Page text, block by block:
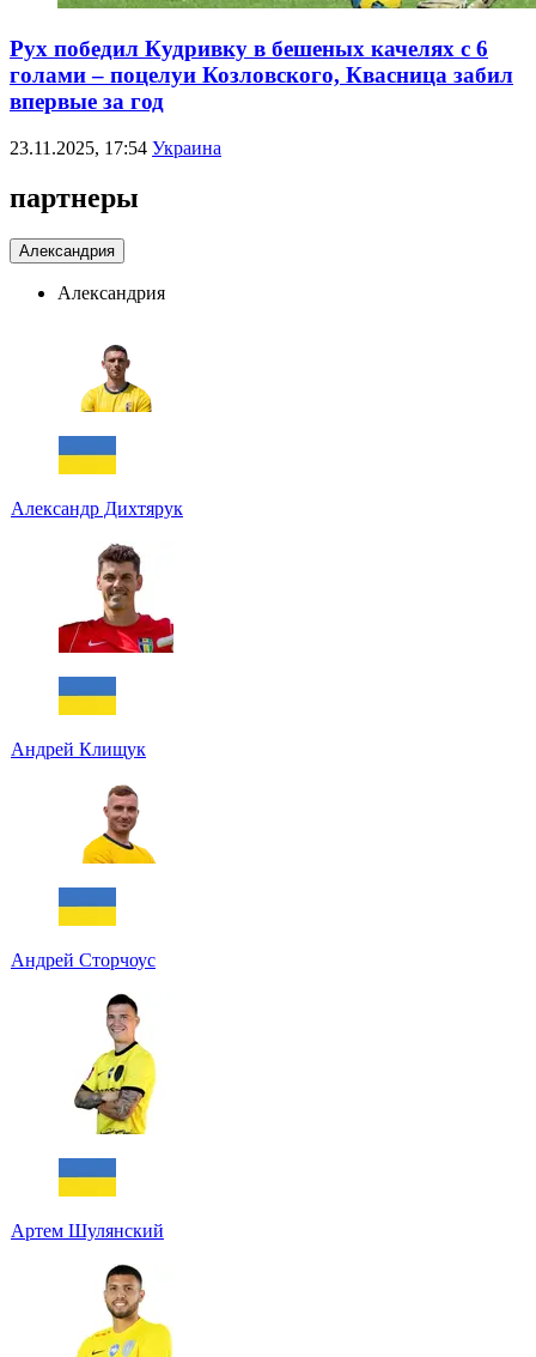
Рух победил Кудривку в бешеных качелях с 6
голами – поцелуи Козловского, Квасница забил
впервые за год
23.11.2025, 17:54 Украина
партнеры
Александрия
Александрия
Александр Дихтярук
Андрей Клищук
Андрей Сторчоус
Артем Шулянский